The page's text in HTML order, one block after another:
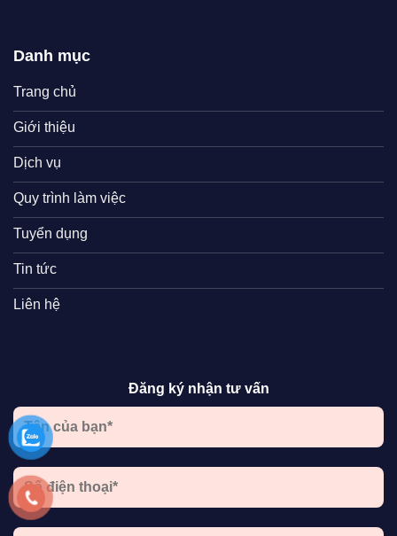
Danh mục
Trang chủ
Giới thiệu
Dịch vụ
Quy trình làm việc
Tuyển dụng
Tin tức
Liên hệ
Đăng ký nhận tư vấn